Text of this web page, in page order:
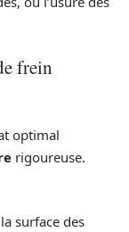
frein
optimal
rigoureuse.
surface des